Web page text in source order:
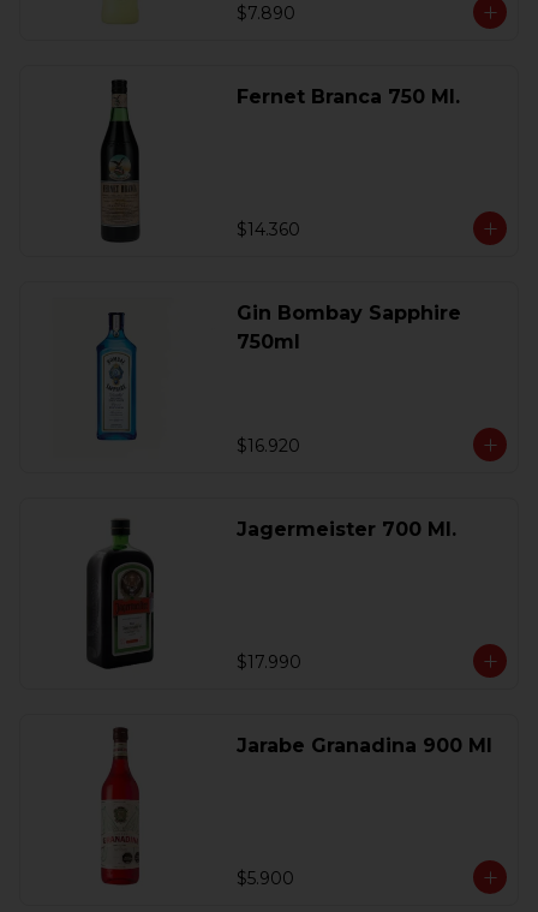
$7.890
Fernet Branca 750 Ml.
$14.360
Gin Bombay Sapphire
750ml
$16.920
Jagermeister 700 Ml.
$17.990
Jarabe Granadina 900 Ml
$5.900